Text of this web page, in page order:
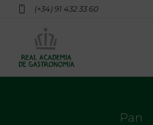
(+34) 91 432 33 60
Pan